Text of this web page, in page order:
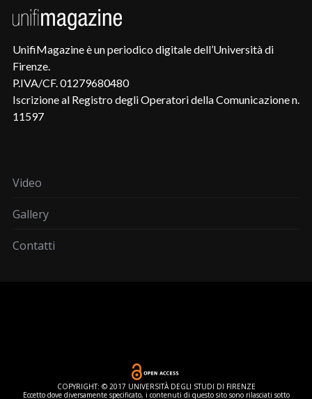
UnifiMagazine è un periodico digitale dell’Università di
Firenze.
P.IVA/CF. 01279680480
Iscrizione al Registro degli Operatori della Comunicazione n.
11597
Video
Gallery
Contatti
COPYRIGHT: © 2017 UNIVERSITÀ DEGLI STUDI DI FIRENZE
Eccetto dove diversamente specificato, i contenuti di questo sito sono rilasciati sotto